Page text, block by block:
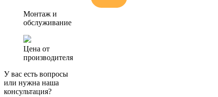
Монтаж и
обслуживание
Цена от
производителя
У вас есть вопросы
или нужна наша
консультация?